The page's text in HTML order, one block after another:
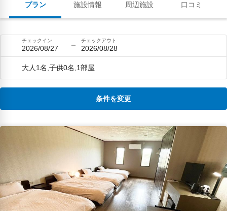
プラン 施設情報 周辺施設 口コミ
チェックイン
2026/08/27
チェックアウト
2026/08/28
大人1名,子供0名,1部屋
条件を変更